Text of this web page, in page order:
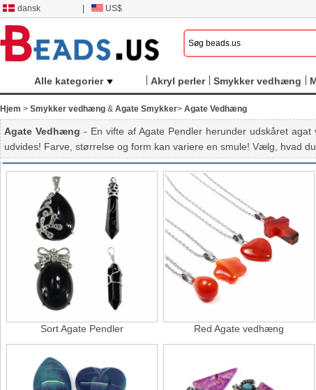
dansk US$
Alle kategorier Akryl perler Smykker vedhæng
Hjem > Smykker vedhæng & Agate Smykker> Agate Vedhæng
Agate Vedhæng - En vifte af Agate Pendler herunder udskåret
udvides! Farve, størrelse og form kan variere en smule! Vælg, hvad
Sort Agate Pendler Red Agate vedhæng